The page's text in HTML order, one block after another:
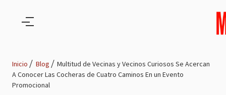
Ruta
Inicio Blog
Multitud de Vecinas y Vecinos Curiosos Se Acercan
A Conocer Las Cocheras de Cuatro Caminos En un Evento
Promocional